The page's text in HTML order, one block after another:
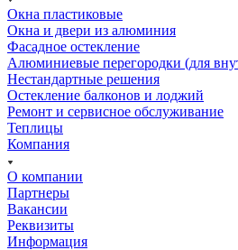
Окна пластиковые
Окна и двери из алюминия
Фасадное остекление
Алюминиевые перегородки (для
Нестандартные решения
Остекление балконов и лоджий
Ремонт и сервисное обслуживание
Теплицы
Компания
О компании
Партнеры
Вакансии
Реквизиты
Информация